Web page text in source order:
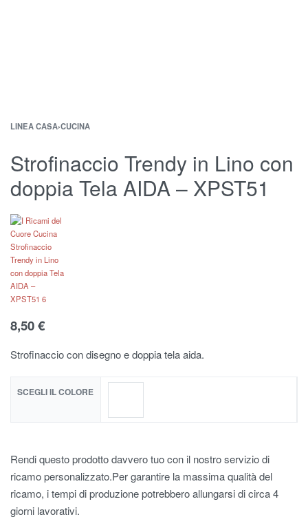
LINEA CASA›CUCINA
Strofinaccio Trendy in Lino con
doppia Tela AIDA – XPST51
8,50€
Strofinaccio con disegno e doppia tela aida.
SCEGLI IL COLORE
Rendi questo prodotto davvero tuo con il nostro servizio di
ricamo personalizzato.Per garantire la massima qualità del
ricamo, i tempi di produzione potrebbero allungarsi di circa 4
giorni lavorativi.